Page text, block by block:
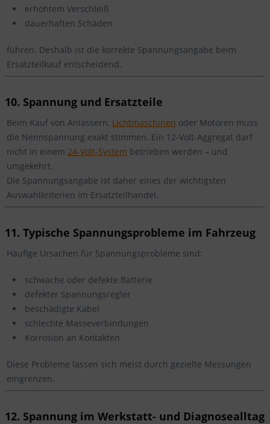
erhöhtem Verschleiß
dauerhaften Schäden
führen. Deshalb ist die korrekte Spannungsangabe beim
Ersatzteilkauf entscheidend.
10. Spannung und Ersatzteile
Beim Kauf von Anlassern, Lichtmaschinen oder Motoren muss
die Nennspannung exakt stimmen. Ein 12-Volt-Aggregat darf
nicht in einem 24-Volt-System betrieben werden – und
umgekehrt.
Die Spannungsangabe ist daher eines der wichtigsten
Auswahlkriterien im Ersatzteilhandel.
11. Typische Spannungsprobleme im Fahrzeug
Häufige Ursachen für Spannungsprobleme sind:
schwache oder defekte Batterie
defekter Spannungsregler
beschädigte Kabel
schlechte Masseverbindungen
Korrosion an Kontakten
Diese Probleme lassen sich meist durch gezielte Messungen
eingrenzen.
12. Spannung im Werkstatt- und Diagnosealltag